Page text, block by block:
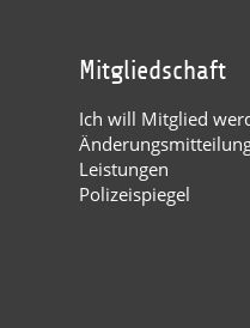
Mitgliedschaft
Ich will Mitglied
Leistungen
Polizeispiegel